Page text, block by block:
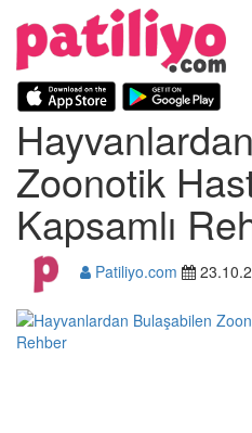
Zoonotik
Kapsamlı
Patiliyo.com